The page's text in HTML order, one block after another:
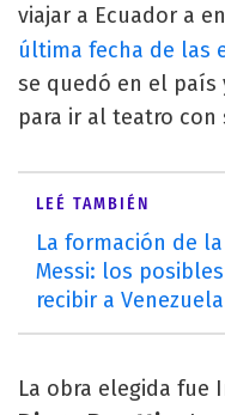
viajar a Ecuador a
última fecha de las
se quedó en el país
para ir al teatro con
LEÉ TAMBIÉN
La formación de
Messi: los
recibir a Venezuela
La obra elegida fue